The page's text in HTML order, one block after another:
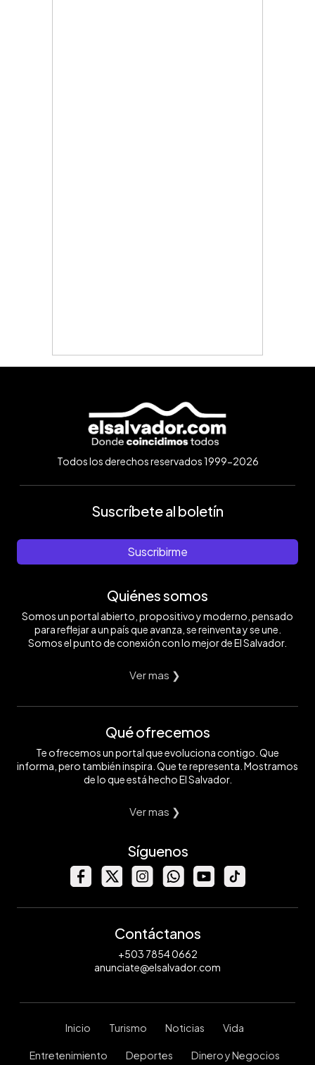
Todos los derechos reservados 1999-2026
Suscríbete al boletín
Suscribirme
Quiénes somos
Somos un portal abierto, propositivo y moderno, pensado
para reflejar a un país que avanza, se reinventa y se une.
Somos el punto de conexión con lo mejor de El Salvador.
Ver mas ❯
Qué ofrecemos
Te ofrecemos un portal que evoluciona contigo. Que
informa, pero también inspira. Que te representa. Mostramos
de lo que está hecho El Salvador.
Ver mas ❯
Síguenos
Contáctanos
+503 7854 0662
anunciate@elsalvador.com
Inicio Turismo Noticias Vida
Entretenimiento Deportes Dinero y Negocios